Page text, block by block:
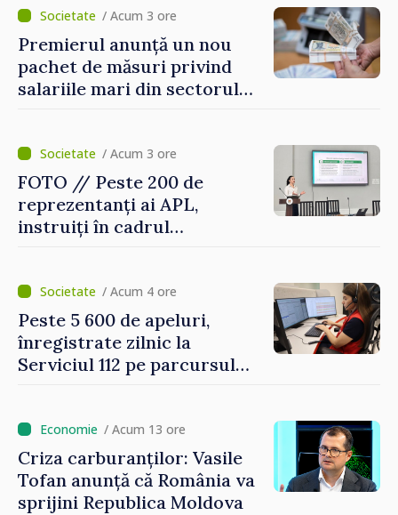
/ Acum 3 ore
Premierul anunță un nou
pachet de măsuri privind
salariile mari din sectorul
/ Acum 3 ore
FOTO // Peste 200 de
reprezentanți ai APL,
instruiți în cadrul
două regulamente din
domeniu
/ Acum 4 ore
Peste 5 600 de apeluri,
înregistrate zilnic la
Serviciul 112 pe parcursul
ambulanța/ Acum 13 ore
Criza carburanților: Vasile
Tofan anunță că România va
sprijini Republica Moldova